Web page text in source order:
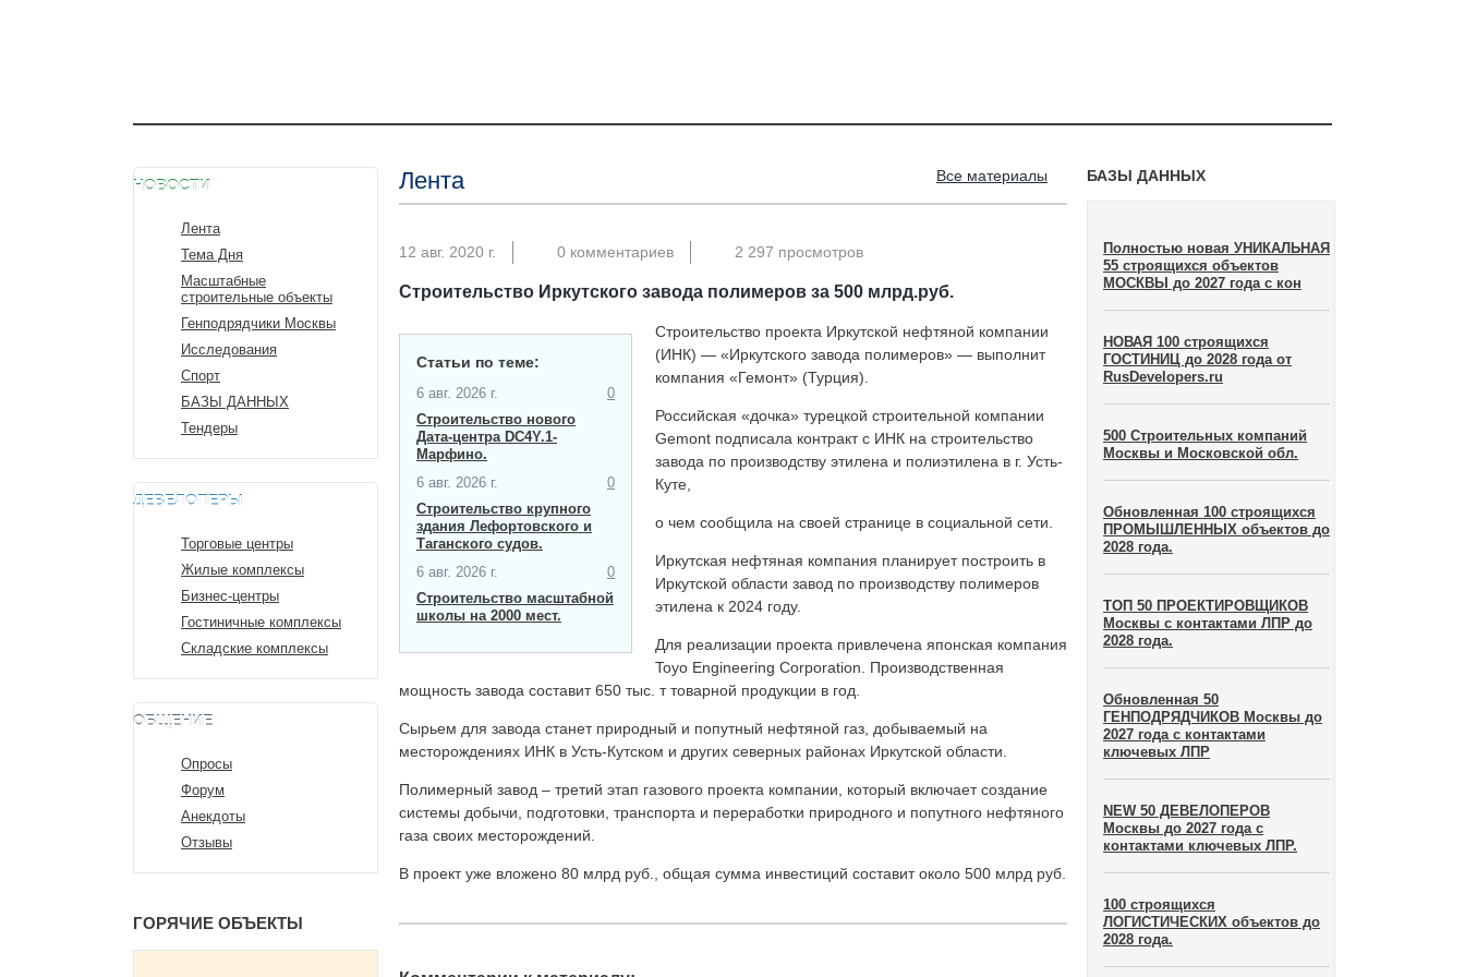
НОВОСТИ
Лента
Тема Дня
Масштабные
строительные объекты
Генподрядчики Москвы
Исследования
Спорт
БАЗЫ ДАННЫХ
Тендеры
ДЕВЕЛОПЕРЫ
Торговые центры
Жилые комплексы
Бизнес-центры
Гостиничные комплексы
Складские комплексы
ОБЩЕНИЕ
Опросы
Форум
Анекдоты
Отзывы
ГОРЯЧИЕ ОБЪЕКТЫ
БАЗЫ ДАННЫХ
Полностью новая УНИКАЛЬНАЯ
55 строящихся объектов
МОСКВЫ до 2027 года с кон
НОВАЯ 100 строящихся
ГОСТИНИЦ до 2028 года от
RusDevelopers.ru
500 Строительных компаний
Москвы и Московской обл.
Обновленная 100 строящихся
ПРОМЫШЛЕННЫХ объектов до
2028 года.
ТОП 50 ПРОЕКТИРОВЩИКОВ
Москвы с контактами ЛПР до
2028 года.
Обновленная 50
ГЕНПОДРЯДЧИКОВ Москвы до
2027 года с контактами
ключевых ЛПР
NEW 50 ДЕВЕЛОПЕРОВ
Москвы до 2027 года с
контактами ключевых ЛПР.
100 строящихся
ЛОГИСТИЧЕСКИХ объектов до
2028 года.
Лента Все материалы
12 авг. 2020 г. 0 комментариев 2 297 просмотров
Строительство Иркутского завода полимеров за 500 млрд.руб.
Статьи по теме:
6 авг. 2026 г.
0
Строительство нового
Дата-центра​ DC4Y.1-
Марфино.
6 авг. 2026 г.
0
Строительство крупного
здания Лефортовского и
Таганского судов.
6 авг. 2026 г.
0
Строительство масштабной
школы на 2000 мест​.
Строительство проекта Иркутской нефтяной компании
(ИНК) — «Иркутского завода полимеров» — выполнит
компания «Гемонт» (Турция).
Российская «дочка» турецкой строительной компании
Gemont подписала контракт c ИНК на строительство
завода по производству этилена и полиэтилена в г. Усть-
Куте,
о чем сообщила на своей странице в социальной сети.
Иркутская нефтяная компания планирует построить в
Иркутской области завод по производству полимеров
этилена к 2024 году.
Для реализации проекта привлечена японская компания
Toyo Engineering Corporation. Производственная
мощность завода составит 650 тыс. т товарной продукции в год.
Сырьем для завода станет природный и попутный нефтяной газ, добываемый на
месторождениях ИНК в Усть-Кутском и других северных районах Иркутской области.
Полимерный завод – третий этап газового проекта компании, который включает создание
системы добычи, подготовки, транспорта и переработки природного и попутного нефтяного
газа своих месторождений.
В проект уже вложено 80 млрд руб., общая сумма инвестиций составит около 500 млрд руб.